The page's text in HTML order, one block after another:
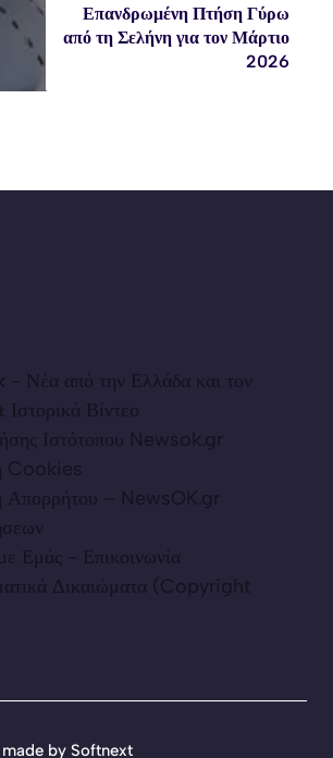
Επανδρωμένη Πτήση Γύρω
από τη Σελήνη για τον Μάρτιο
2026
Νέα από την Ελλάδα και τον
Βίντεο
Ιστότοπου Newsok.gr
Cookies
Απορρήτου – NewsOK.gr
Εμάς - Επικοινωνία
Δικαιώματα (Copyright
by Softnext